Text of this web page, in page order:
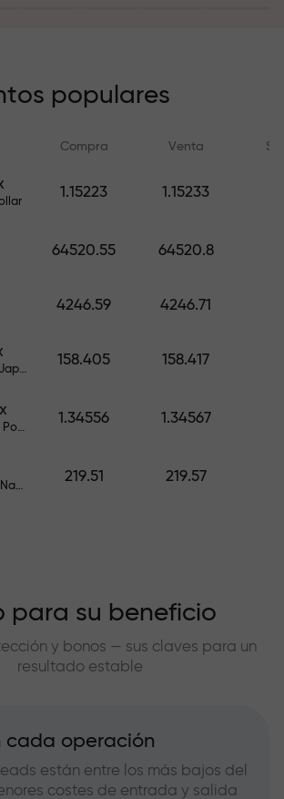
su cuenta.
sus pérdidas y
triplicar el beneficio
su capital está
veces mayor que su
mayor será el
populares
Compra Venta
1.15223 1.15233
64520.55 64520.8
4246.59 4246.71
US Dollar vs Japanese Yen
158.405 158.417
Great Britain Pound vs US Dollar
1.34556 1.34567
NVIDIA Corp Nasdaq Stock Exchange (Nasdaq) USD
219.51 219.57
para su beneficio
y bonos — sus claves para un
resultado estable
cada operación
están entre los más bajos del
costes de entrada y salida